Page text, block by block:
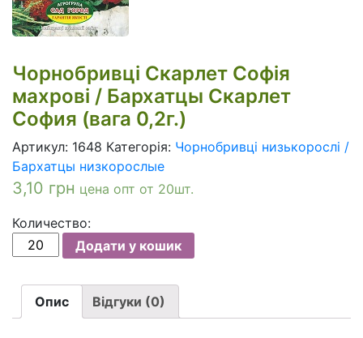
Чорнобривці Скарлет Софія
махрові / Бархатцы Скарлет
София (вага 0,2г.)
Артикул: 1648 Категорія: Чорнобривці низькорослі /
Бархатцы низкорослые
3,10 грн цена опт от 20шт.
Количество:
Чорнобривці
Скарлет
Софія
махрові
/
Додати у кошик
Опис Відгуки (0)